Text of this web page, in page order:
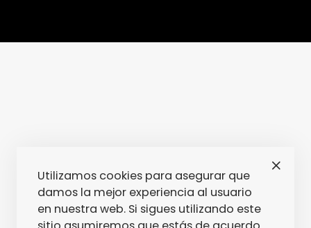
Utilizamos cookies para asegurar que
damos la mejor experiencia al usuario
en nuestra web. Si sigues utilizando este